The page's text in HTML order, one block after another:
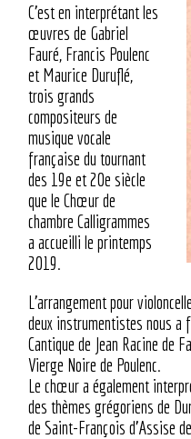
C’est en interprétant les
œuvres de Gabriel
Fauré, Francis Poulenc
et Maurice Duruflé,
trois grands
compositeurs de
musique vocale
française du tournant
des 19e et 20e siècle
que le Chœur de
chambre Calligrammes
a accueilli le printemps
2019.
L’arrangement pour
deux instrumentistes nous a
Cantique de Jean Racine de
Vierge Noire de Poulenc.
Le chœur a également
des thèmes grégoriens de
de Saint-François d’Assise